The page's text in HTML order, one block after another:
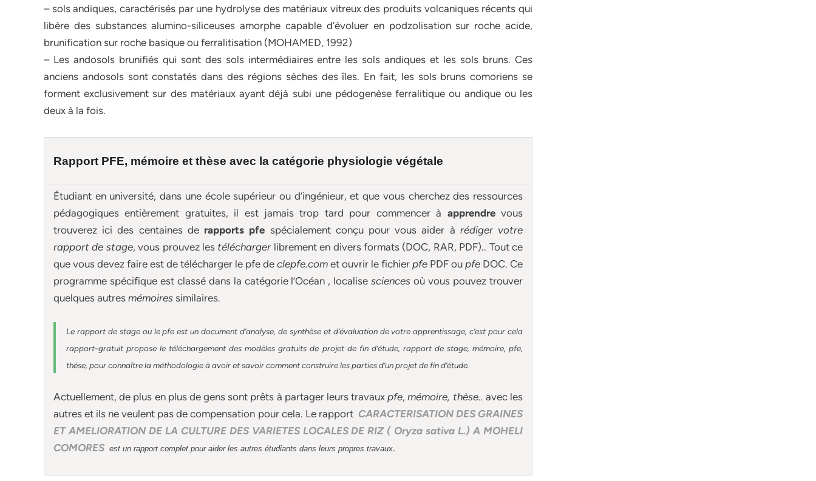
– sols andiques, caractérisés par une hydrolyse des matériaux vitreux des produits volcaniques récents qui
libère des substances alumino-siliceuses amorphe capable d’évoluer en podzolisation sur roche acide,
brunification sur roche basique ou ferralitisation (MOHAMED, 1992)
– Les andosols brunifiés qui sont des sols intermédiaires entre les sols andiques et les sols bruns. Ces
anciens andosols sont constatés dans des régions sèches des îles. En fait, les sols bruns comoriens se
forment exclusivement sur des matériaux ayant déjà subi une pédogenèse ferralitique ou andique ou les
deux à la fois.
Rapport PFE, mémoire et thèse avec la catégorie physiologie végétale
Étudiant en université, dans une école supérieur ou d’ingénieur, et que vous cherchez des ressources
pédagogiques entièrement gratuites, il est jamais trop tard pour commencer à apprendrevous
trouverez ici des centaines de rapports pfe spécialement conçu pourvous aider à rédiger votre
rapport de stage, vous prouvez les télécharger librement en divers formats (DOC, RAR, PDF).. Tout ce
que vous devez faire est de télécharger le pfe de clepfe.com et ouvrir le fichier pfe PDF ou pfe DOC. Ce
programme spécifique est classé dans la catégorie l’Océan , localisesciencesoù vous pouvez trouver
quelques autres mémoires similaires.
Le rapport de stage ou le pfe est un document d’analyse, de synthèse et d’évaluation de votre apprentissage, c’est pour cela
rapport-gratuitpropose le téléchargement des modèles gratuits de projet de fin d’étude, rapport de stage, mémoire, pfe,
thèse, pour connaître la méthodologie à avoir et savoir comment construire les parties d’un projet de fin d’étude
Actuellement, de plus en plus de gens sont prêts à partager leurs travauxpfe,mémoire, thèse.. avec les
autres et ils ne veulent pas de compensation pour cela. Le rapport CARACTERISATION DES GRAINES
ET AMELIORATION DE LA CULTURE DES VARIETES LOCALES DE RIZ ( Oryza sativa L.) A MOHELI
COMORES est un rapport complet pour aider les autres étudiants dans leurs propres travaux.